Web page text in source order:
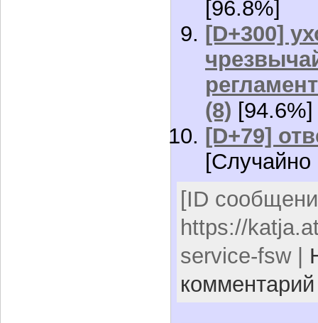
[96.8%]
[D+300]
(8) [94.6%]
[D+79]
[ID
https://
service-fsw |
комментарий